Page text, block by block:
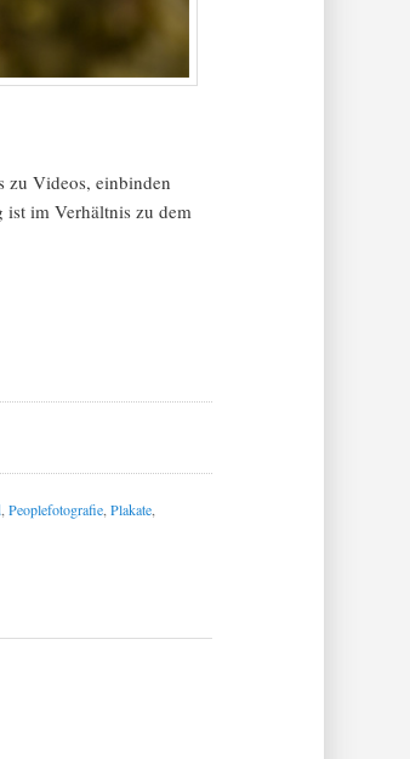
zu Videos, einbinden
im Verhältnis zu dem
,Peoplefotografie ,Plakate